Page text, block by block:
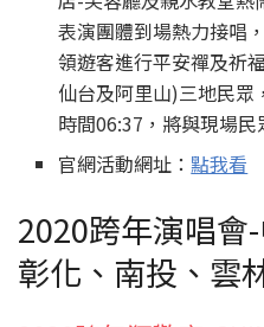
表演團體到場熱力接唱
領遊客進行平安禪及祈
仙台及阿里山)三地民眾
時間06:37，將與現場
官網活動網址：點我看
2020跨年演唱會
彰化、南投、雲